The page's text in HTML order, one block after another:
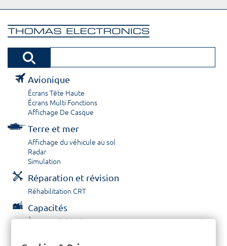
Avionique
Écrans Tête Haute
Écrans Multi Fonctions
Affichage De Casque
Terre et mer
Affichage du véhicule au sol
Radar
Simulation
Réparation et révision
Réhabilitation CRT
Capacités
À propos / Historique